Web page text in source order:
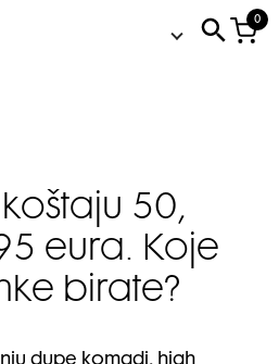
0
50,
eura. Koje
birate?